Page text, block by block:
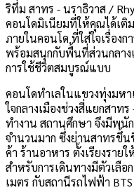
ริทึ่ม สาทร - นราธิวาส /
คอนโดมิเนียมที่ให้คุณได้เติ
ภายในคอนโด ที่ใส่ใจเรื่อ
พร้อมสนุกกับพื้นที่ส่วนกลา
การใช้ชีวิตสมบูรณ์แบบ
คอนโดทำเลในแขวงทุ่งมห
ใจกลางเมืองช่วงสี่แยกสาท
ทำงาน สถานศึกษา จึงมีพนั
จำนวนมาก ซึ่งย่านสาทรขึ้
ค้า ร้านอาหาร ตั้งเรียงราย
สำหรับการเดินทางมีตัวเลือ
เมตร กับสถานีรถไฟฟ้า